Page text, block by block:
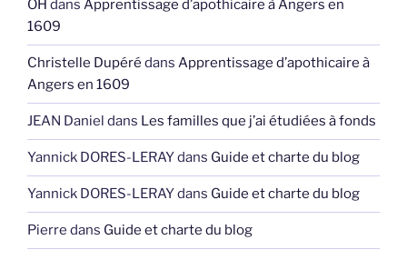
OH dans Apprentissage d’apothicaire à Angers en
1609
Christelle Dupéré dans Apprentissage d’apothicaire à
Angers en 1609
JEAN Daniel dans Les familles que j’ai étudiées à fonds
Yannick DORES-LERAYdans Guide et charte du blog
Yannick DORES-LERAYdans Guide et charte du blog
Pierre dans Guide et charte du blog